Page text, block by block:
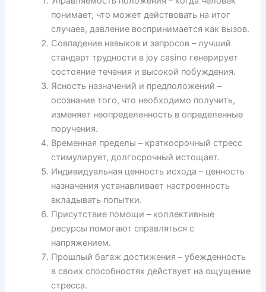
понимает, что может действовать на итог
случаев, давление воспринимается как вызов.
Совпадение навыков и запросов – лучший
стандарт трудности в joy casino генерирует
состояние течения и высокой побуждения.
Ясность назначений и предположений –
осознание того, что необходимо получить,
изменяет неопределенность в определенные
поручения.
Временная пределы – краткосрочный стресс
стимулирует, долгосрочный истощает.
Индивидуальная ценность исхода – ценность
назначения устанавливает настроенность
вкладывать попытки.
Присутствие помощи – коллективные
ресурсы помогают справляться с
напряжением.
Прошлый багаж достижения – убежденность
в своих способностях действует на ощущение
стресса.